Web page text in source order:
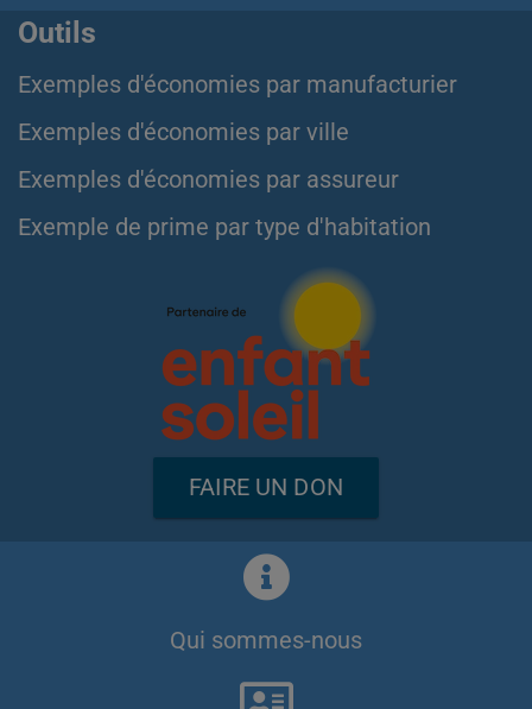
Outils
Exemples d'économies par manufacturier
Exemples d'économies par ville
Exemples d'économies par assureur
Exemple de prime par type d'habitation
FAIRE UN DON
Qui sommes-nous